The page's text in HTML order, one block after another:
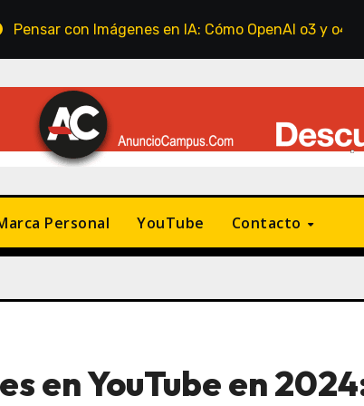
en IA: Cómo OpenAI o3 y o4-mini están
Personal YouTube Contacto
en YouTube en